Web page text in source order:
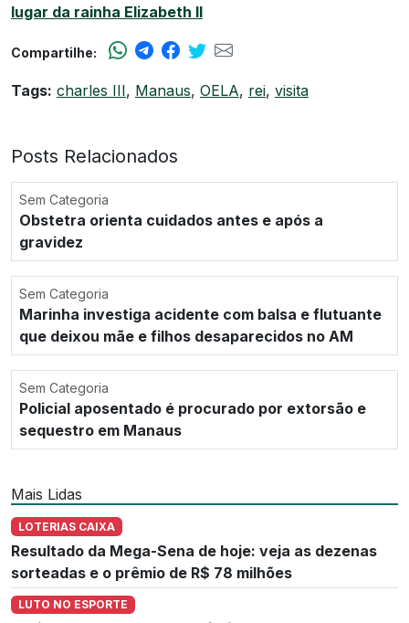
lugar da rainha Elizabeth II
Compartilhe:
Tags: charles III, Manaus, OELA, rei, visita
Posts Relacionados
Sem Categoria
Obstetra orienta cuidados antes e após a
gravidez
Sem Categoria
Marinha investiga acidente com balsa e flutuante
que deixou mãe e filhos desaparecidos no AM
Sem Categoria
Policial aposentado é procurado por extorsão e
sequestro em Manaus
Mais Lidas
LOTERIAS CAIXA
Resultado da Mega-Sena de hoje: veja as dezenas
sorteadas e o prêmio de R$ 78 milhões
LUTO NO ESPORTE